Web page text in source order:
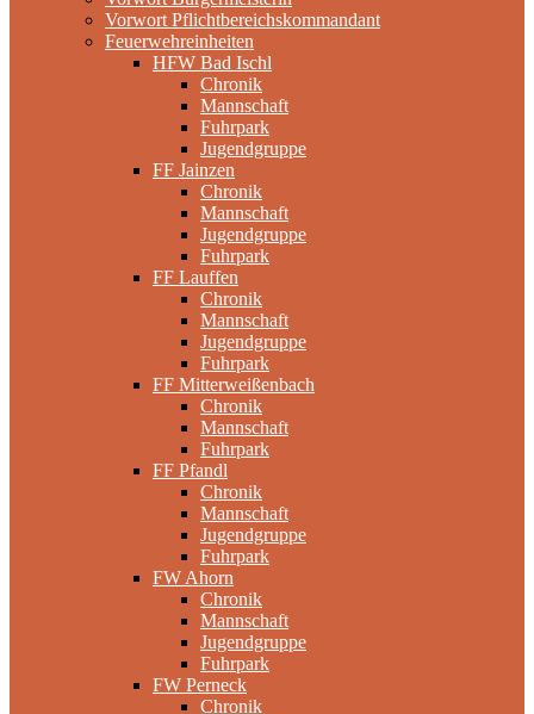
Vorwort Pflichtbereichskommandant
Feuerwehreinheiten
HFW Bad Ischl
Chronik
Mannschaft
Fuhrpark
Jugendgruppe
FF Jainzen
Chronik
Mannschaft
Jugendgruppe
Fuhrpark
FF Lauffen
Chronik
Mannschaft
Jugendgruppe
Fuhrpark
FF Mitterweißenbach
Chronik
Mannschaft
Fuhrpark
FF Pfandl
Chronik
Mannschaft
Jugendgruppe
Fuhrpark
FW Ahorn
Chronik
Mannschaft
Jugendgruppe
Fuhrpark
FW Perneck
Chronik